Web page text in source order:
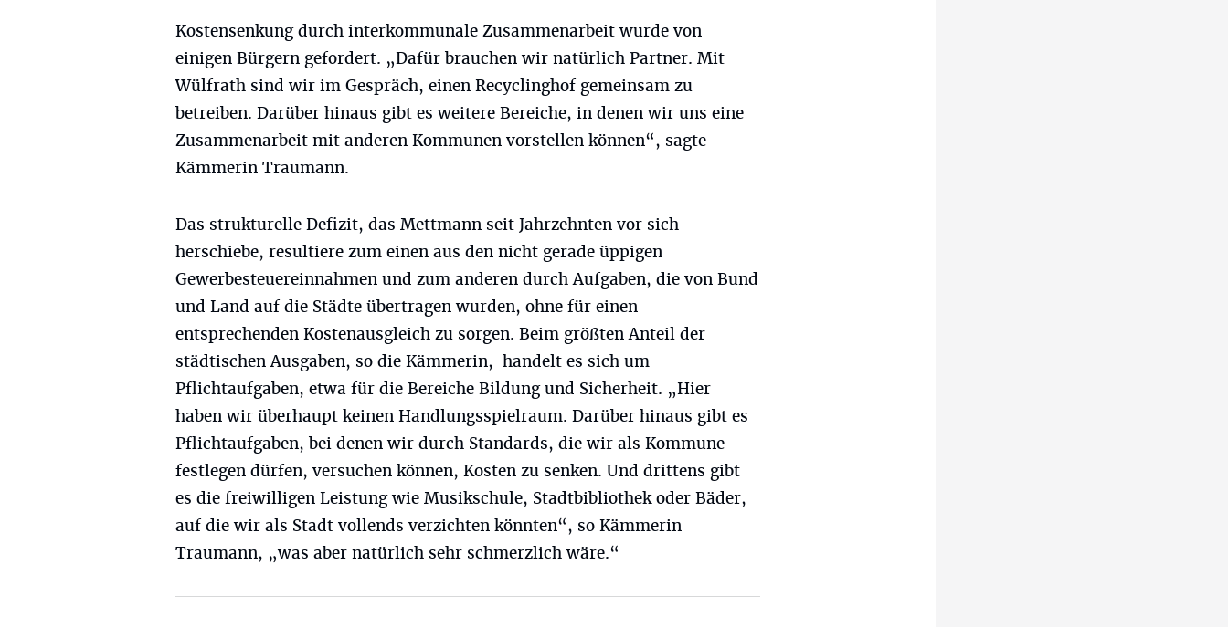
Kostensenkung durch interkommunale Zusammenarbeit wurde von
einigen Bürgern gefordert. „Dafür brauchen wir natürlich Partner. Mit
Wülfrath sind wir im Gespräch, einen Recyclinghof gemeinsam zu
betreiben. Darüber hinaus gibt es weitere Bereiche, in denen wir uns eine
Zusammenarbeit mit anderen Kommunen vorstellen können“, sagte
Kämmerin Traumann.
Das strukturelle Defizit, das Mettmann seit Jahrzehnten vor sich
herschiebe, resultiere zum einen aus den nicht gerade üppigen
Gewerbesteuereinnahmen und zum anderen durch Aufgaben, die von Bund
und Land auf die Städte übertragen wurden, ohne für einen
entsprechenden Kostenausgleich zu sorgen. Beim größten Anteil der
städtischen Ausgaben, so die Kämmerin, handelt es sich um
Pflichtaufgaben, etwa für die Bereiche Bildung und Sicherheit. „Hier
haben wir überhaupt keinen Handlungsspielraum. Darüber hinaus gibt es
Pflichtaufgaben, bei denen wir durch Standards, die wir als Kommune
festlegen dürfen, versuchen können, Kosten zu senken. Und drittens gibt
es die freiwilligen Leistung wie Musikschule, Stadtbibliothek oder Bäder,
auf die wir als Stadt vollends verzichten könnten“, so Kämmerin
Traumann, „was aber natürlich sehr schmerzlich wäre.“